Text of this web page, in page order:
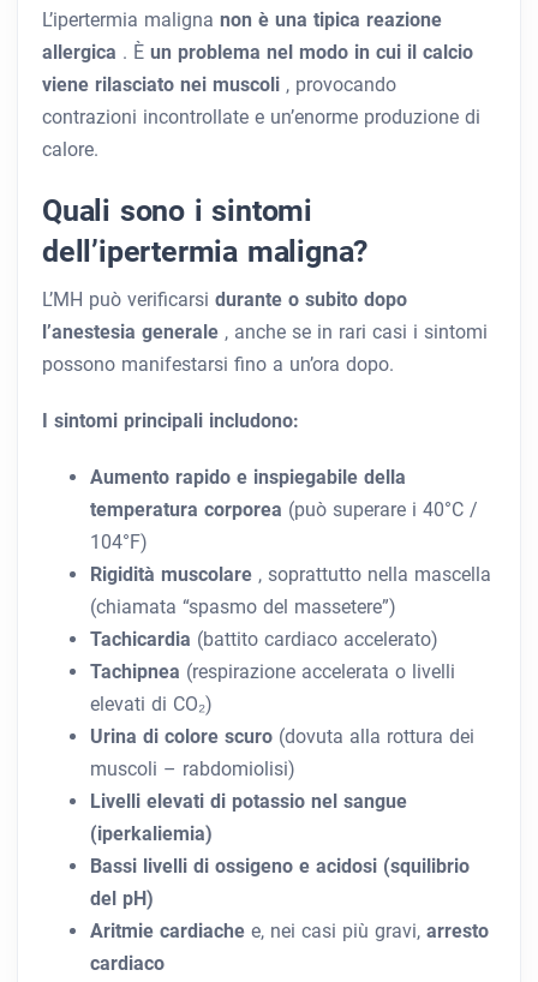
L’ipertermia maligna non è una tipica reazione
allergica . È un problema nel modo in cui il calcio
viene rilasciato nei muscoli , provocando
contrazioni incontrollate e un’enorme produzione di
calore.
Quali sono i sintomi
dell’ipertermia maligna?
L’MH può verificarsi durante o subito dopo
l’anestesia generale , anche se in rari casi i sintomi
possono manifestarsi fino a un’ora dopo.
I sintomi principali includono:
Aumento rapido e inspiegabile della
temperatura corporea (può superare i 40°C /
104°F)
Rigidità muscolare , soprattutto nella mascella
(chiamata “spasmo del massetere”)
Tachicardia (battito cardiaco accelerato)
Tachipnea (respirazione accelerata o livelli
elevati di CO₂)
Urina di colore scuro (dovuta alla rottura dei
muscoli – rabdomiolisi)
Livelli elevati di potassio nel sangue
(iperkaliemia)
Bassi livelli di ossigeno e acidosi (squilibrio
del pH)
Aritmie cardiache e, nei casi più gravi, arresto
cardiaco